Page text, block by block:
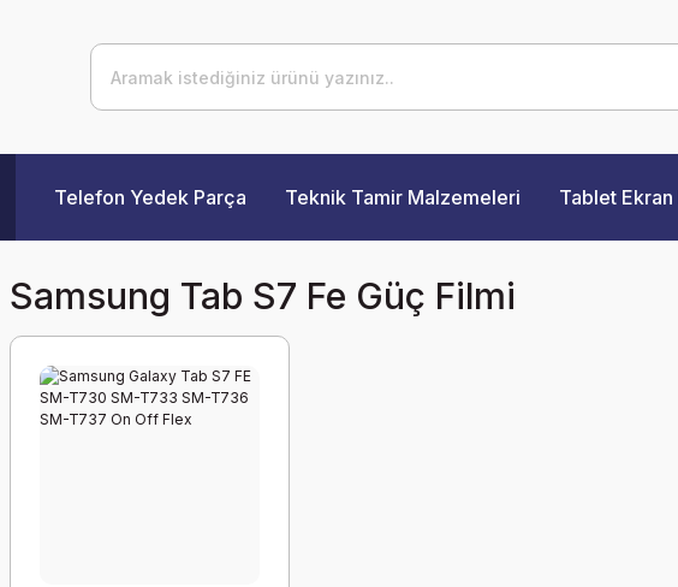
Telefon Yedek Parça Teknik Tamir Malzemeleri Tablet
Samsung Tab S7 Fe Güç Filmi